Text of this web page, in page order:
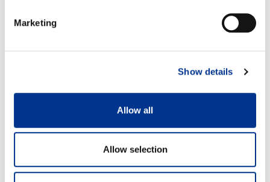
Marketing
Show details
Allow all
Allow selection